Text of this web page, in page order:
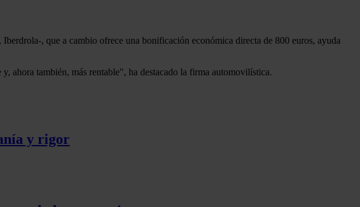
, que a cambio ofrece una bonificación económica directa de 800 euros, ayuda
ahora también, más rentable", ha destacado la firma automovilística.
y rigor